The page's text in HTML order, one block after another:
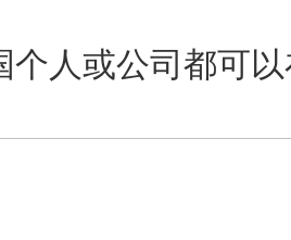
个人或公司都可